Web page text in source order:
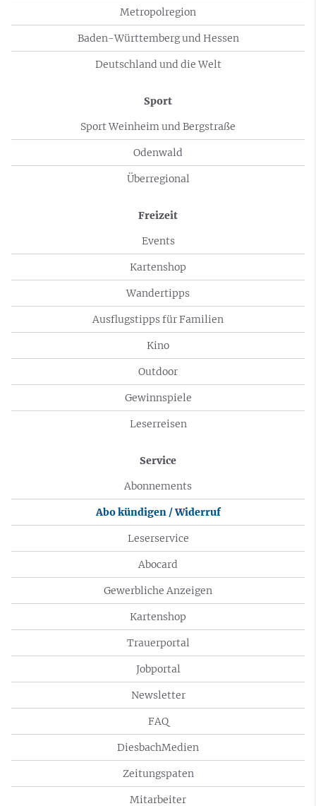
Metropolregion
Baden-Württemberg und Hessen
Deutschland und die Welt
Sport
Sport Weinheim und Bergstraße
Odenwald
Überregional
Freizeit
Events
Kartenshop
Wandertipps
Ausflugstipps für Familien
Kino
Outdoor
Gewinnspiele
Leserreisen
Service
Abonnements
Abo kündigen / Widerruf
Leserservice
Abocard
Gewerbliche Anzeigen
Kartenshop
Trauerportal
Jobportal
Newsletter
FAQ
DiesbachMedien
Zeitungspaten
Mitarbeiter